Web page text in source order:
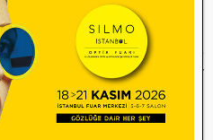
de önem kazandığını gösteriyor.
çevresel faktörlerin ürün
lojistiğe kadar tüm değer
devam edeceği belirtildi.